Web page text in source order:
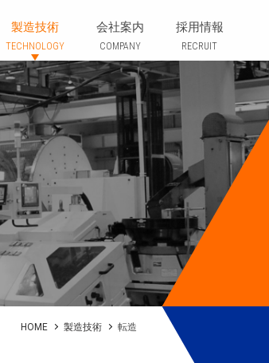
製造技術
TECHNOLOGY
会社案内
COMPANY
採用情報
RECRUIT
HOME 製造技術 転造